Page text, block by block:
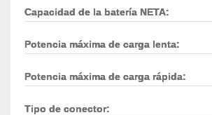
Capacidad de la batería NETA:
Potencia máxima de carga lenta:
Potencia máxima de carga rápida:
Tipo de conector: